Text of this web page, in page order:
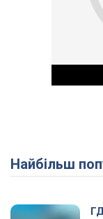
Найбільш